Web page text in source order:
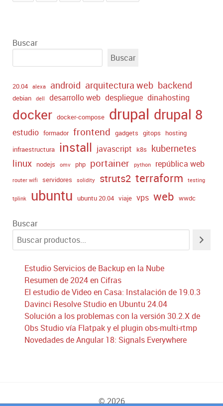
Buscar
Buscar
20.04 alexa android arquitectura web backend
debian dell desarrollo web despliegue dinahosting
docker docker-compose drupal drupal 8
estudio formador frontend gadgets gitops
hosting
infraestructura install javascript k8s
kubernetes
linux nodejs omv php portainer python república web
router wifi servidores solidity struts2 terraform testing
tplink ubuntu ubuntu 20.04 viaje vps web wwdc
Buscar
Estudio Servicios de Backup en la Nube
Resumen de 2024 en Cifras
El estudio de Video en Casa: Instalación de 19.0.3
Davinci Resolve Studio en Ubuntu 24.04
Solución a los problemas con la versión 30.2.X de
Obs Studio vía Flatpak y el plugin obs-multi-rtmp
Novedades de Angular 18: Signals Everywhere
© 2026